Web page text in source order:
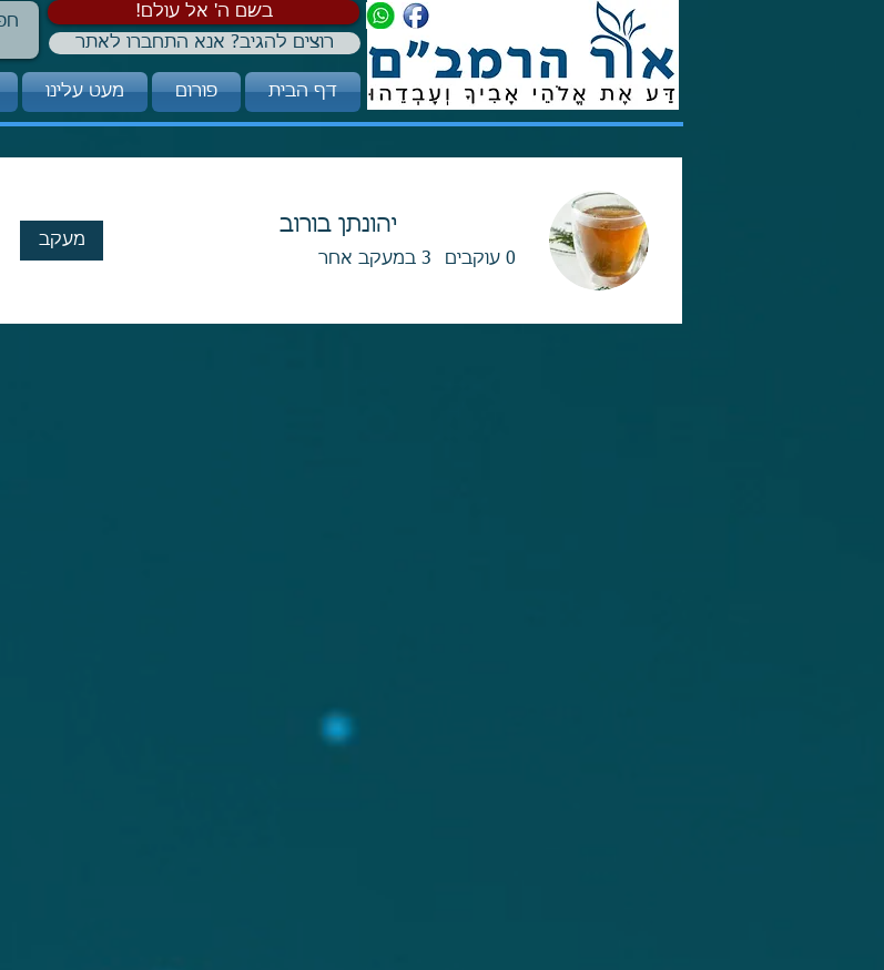
!בשם ה' אל עולם
רוצים להגיב? אנא התחברו לאתר
דף הבית פורום מעט עלינו
יהונתן בורוב
0 עוקבים 3 במעקב אחר
מעקב